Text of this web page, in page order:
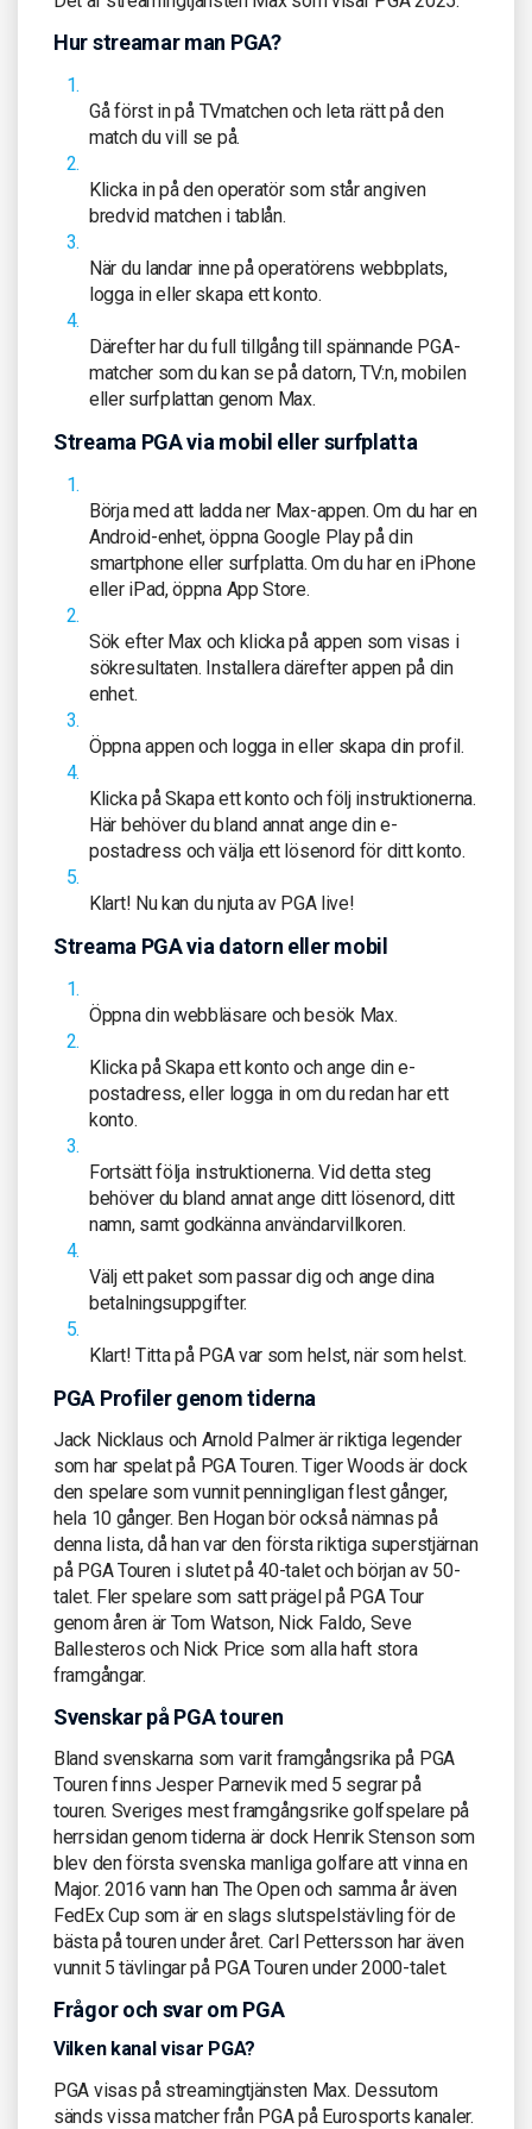
Hur streamar man PGA?
Gå först in på TVmatchen och leta rätt på den
match du vill se på.
Klicka in på den operatör som står angiven
bredvid matchen i tablån.
När du landar inne på operatörens webbplats,
logga in eller skapa ett konto.
Därefter har du full tillgång till spännande PGA-
matcher som du kan se på datorn, TV:n, mobilen
eller surfplattan genom Max.
Streama PGA via mobil eller surfplatta
Börja med att ladda ner Max-appen. Om du har en
Android-enhet, öppna Google Play på din
smartphone eller surfplatta. Om du har en iPhone
eller iPad, öppna App Store.
Sök efter Max och klicka på appen som visas i
sökresultaten. Installera därefter appen på din
enhet.
Öppna appen och logga in eller skapa din profil.
Klicka på Skapa ett konto och följ instruktionerna.
Här behöver du bland annat ange din e-
postadress och välja ett lösenord för ditt konto.
Klart! Nu kan du njuta av PGA live!
Streama PGA via datorn eller mobil
Öppna din webbläsare och besök Max.
Klicka påSkapa ett kontooch ange din e-
postadress, eller logga in om du redan har ett
konto.
Fortsätt följa instruktionerna. Vid detta steg
behöver du bland annat ange ditt lösenord, ditt
namn, samt godkänna användarvillkoren.
Välj ett paket som passar dig och ange dina
betalningsuppgifter.
Klart! Titta på PGA var som helst, när som helst.
PGA Profiler genom tiderna
Jack Nicklaus och Arnold Palmer är riktiga legender
som har spelat på PGA Touren. Tiger Woods är dock
den spelare som vunnit penningligan flest gånger,
hela 10 gånger. Ben Hogan bör också nämnas på
denna lista, då han var den första riktiga superstjärnan
på PGA Touren i slutet på 40-talet och början av 50-
talet. Fler spelare som satt prägel på PGA Tour
genom åren är Tom Watson, Nick Faldo, Seve
Ballesteros och Nick Price som alla haft stora
framgångar.
Svenskar på PGA touren
Bland svenskarna som varit framgångsrika på PGA
Touren finns Jesper Parnevik med 5 segrar på
touren. Sveriges mest framgångsrike golfspelare på
herrsidan genom tiderna är dock Henrik Stenson som
blev den första svenska manliga golfare att vinna en
Major. 2016 vann han The Open och samma år även
FedEx Cup som är en slags slutspelstävling för de
bästa på touren under året. Carl Pettersson har även
vunnit 5 tävlingar på PGA Touren under 2000-talet.
Frågor och svar om PGA
Vilken kanal visar PGA?
PGA visas på streamingtjänsten Max. Dessutom
sänds vissa matcher från PGA på Eurosports kanaler.